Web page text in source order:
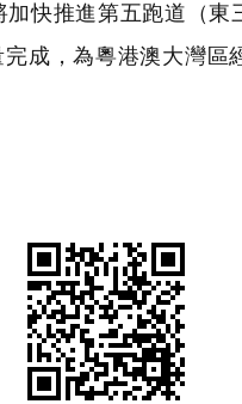
快推進第五跑道（東
成，為粵港澳大灣